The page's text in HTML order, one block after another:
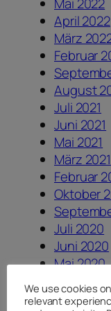
April 2022
März
Februar
August
Juli 2021
Juni 2021
Mai 2021
März 2021
Februar
Oktober
Juli 2020
Juni 2020
Mai 2020
April 2020
August
We use cookies
relevant